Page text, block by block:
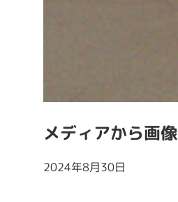
メディアから画像
2024年8月30日